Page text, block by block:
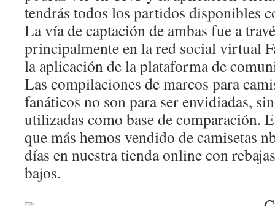
tendrás todos los partidos disponibles
La vía de captación de ambas fue a
principalmente en la red social virtual
la aplicación de la plataforma de
Las compilaciones de marcos para
fanáticos no son para ser envidiadas,
utilizadas como base de comparación.
que más hemos vendido de camisetas
días en nuestra tienda online con
bajos.